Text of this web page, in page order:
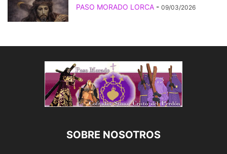
PASO MORADO LORCA - 09/03/2026
SOBRE NOSOTROS